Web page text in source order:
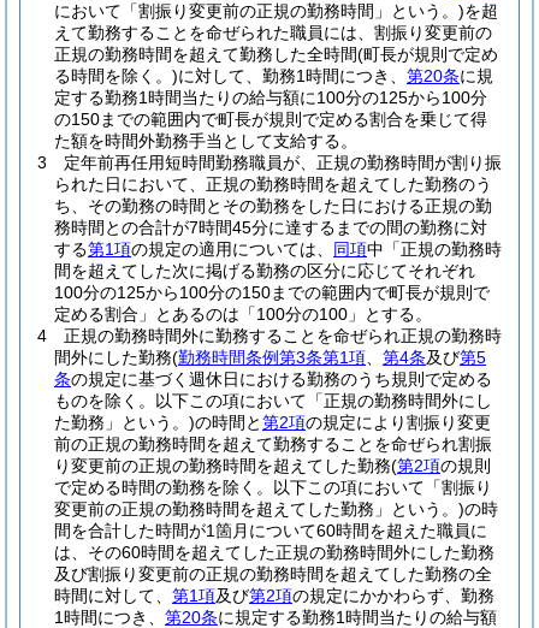
において「割振り変更前の正規の勤務時間」という。)を超
えて勤務することを命ぜられた職員には、割振り変更前の
正規の勤務時間を超えて勤務した全時間(町長が規則で定め
る時間を除く。)に対して、勤務1時間につき、 第20条に規
定する勤務1時間当たりの給与額に100分の125から100分
の150までの範囲内で町長が規則で定める割合を乗じて得
た額を時間外勤務手当として支給する。
3
定年前再任用短時間勤務職員が、正規の勤務時間が割り振
られた日において、正規の勤務時間を超えてした勤務のう
ち、その勤務の時間とその勤務をした日における正規の勤
務時間との合計が7時間45分に達するまでの間の勤務に対
する第1項の規定の適用については、 同項中「正規の勤務時
間を超えてした次に掲げる勤務の区分に応じてそれぞれ
100分の125から100分の150までの範囲内で町長が規則で
定める割合」とあるのは「100分の100」とする。
4
正規の勤務時間外に勤務することを命ぜられ正規の勤務時
間外にした勤務(勤務時間条例第3条第1項 第4条及び第5
条の規定に基づく週休日における勤務のうち規則で定める
ものを除く。以下この項において「正規の勤務時間外にし
た勤務」という。)の時間と第2項の規定により割振り変更
前の正規の勤務時間を超えて勤務することを命ぜられ割振
り変更前の正規の勤務時間を超えてした勤務(第2項の規則
で定める時間の勤務を除く。以下この項において「割振り
変更前の正規の勤務時間を超えてした勤務」という。)の時
間を合計した時間が1箇月について60時間を超えた職員に
は、その60時間を超えてした正規の勤務時間外にした勤務
及び割振り変更前の正規の勤務時間を超えてした勤務の全
時間に対して、 第1項及び第2項の規定にかかわらず、勤務
1時間につき、 第20条に規定する勤務1時間当たりの給与額